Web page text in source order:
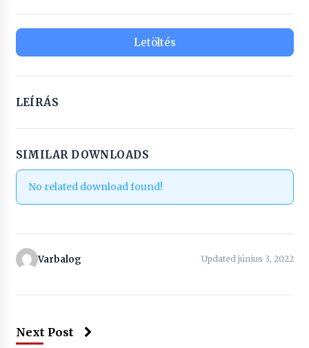
Letöltés
LEÍRÁS
SIMILAR DOWNLOADS
No related download found!
Varbalog Updated június 3, 2022
Next Post